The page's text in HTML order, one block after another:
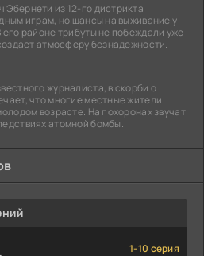
из 12-го дистрикта
играм, но шансы на выживание у
районе трибуты не побеждали уже
атмосферу безнадежности.
журналиста, в скорби о
что многие местные жители
возрасте. На похоронах звучат
атомной бомбы.
1-10 серия